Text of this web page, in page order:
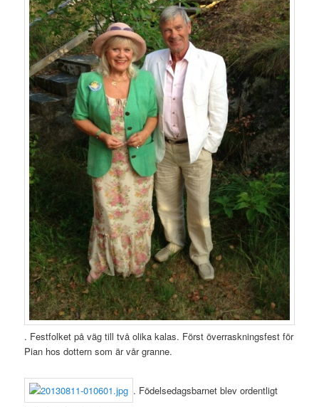
. Festfolket på väg till två olika kalas. Först överraskningsfest för
Pian hos dottern som är vår granne.
. Födelsedagsbarnet blev ordentligt